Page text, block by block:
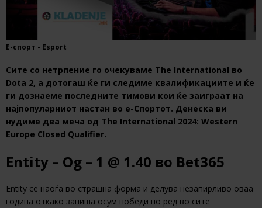
Е-спорт - Esport
Сите со нетрпение го очекуваме The International во
Dota 2, а дотогаш ќе ги следиме квалификациите и ќе
ги дознаеме последните тимови кои ќе заиграат на
најпопуларниот настан во е-Спортот. Денеска ви
нудиме два меча од The International 2024: Western
Europe Closed Qualifier.
Entity – Og – 1 @ 1.40 во Bet365
Entity се наоѓа во страшна форма и делува незапирливо оваа
година откако запиша осум победи по ред во сите